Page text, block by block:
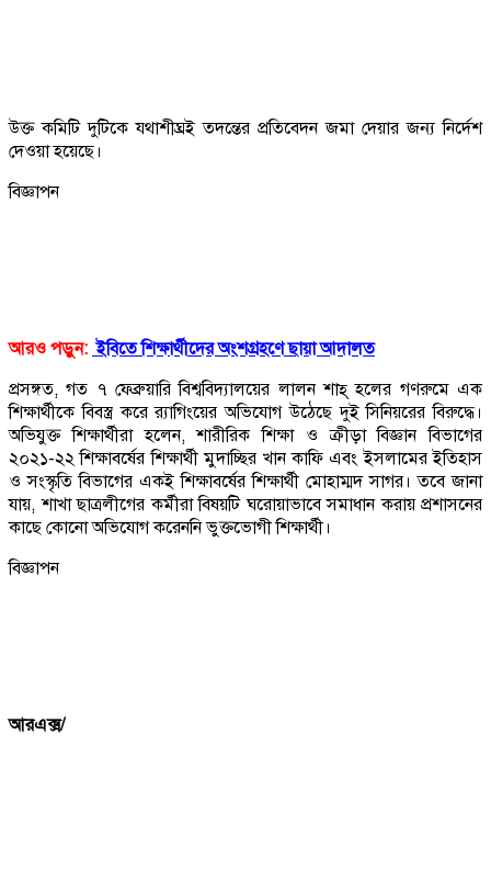
উক্ত কমিটি দুটিকে যথাশীঘ্রই তদন্তের প্রতিবেদন জমা দেয়ার জন্য নির্দেশ
দেওয়া হয়েছে।
বিজ্ঞাপন
আরও পড়ুন: ইবিতে শিক্ষার্থীদের অংশগ্রহণে ছায়া আদালত
প্রসঙ্গত, গত ৭ ফেব্রুয়ারি বিশ্ববিদ্যালয়ের লালন শাহ্ হলের গণরুমে এক
শিক্ষার্থীকে বিবস্ত্র করে র‍্যাগিংয়ের অভিযোগ উঠেছে দুই সিনিয়রের বিরুদ্ধে।
অভিযুক্ত শিক্ষার্থীরা হলেন, শারীরিক শিক্ষা ও ক্রীড়া বিজ্ঞান বিভাগের
২০২১-২২ শিক্ষাবর্ষের শিক্ষার্থী মুদাচ্ছির খান কাফি এবং ইসলামের ইতিহাস
ও সংস্কৃতি বিভাগের একই শিক্ষাবর্ষের শিক্ষার্থী মোহাম্মদ সাগর। তবে জানা
যায়, শাখা ছাত্রলীগের কর্মীরা বিষয়টি ঘরোয়াভাবে সমাধান করায় প্রশাসনের
কাছে কোনো অভিযোগ করেননি ভুক্তভোগী শিক্ষার্থী।
বিজ্ঞাপন
আরএক্স/